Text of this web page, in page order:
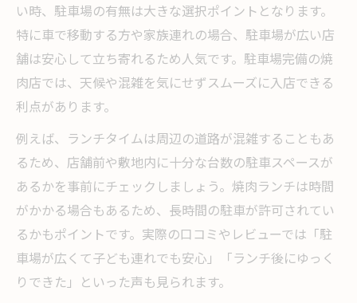
い時、駐車場の有無は大きな選択ポイントとなります。
特に車で移動する方や家族連れの場合、駐車場が広い店
舗は安心して立ち寄れるため人気です。駐車場完備の焼
肉店では、天候や混雑を気にせずスムーズに入店できる
利点があります。
例えば、ランチタイムは周辺の道路が混雑することもあ
るため、店舗前や敷地内に十分な台数の駐車スペースが
あるかを事前にチェックしましょう。焼肉ランチは時間
がかかる場合もあるため、長時間の駐車が許可されてい
るかもポイントです。実際の口コミやレビューでは「駐
車場が広くて子ども連れでも安心」「ランチ後にゆっく
りできた」といった声も見られます。